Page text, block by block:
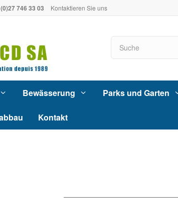
746 33 03 Kontaktieren Sie uns
Bewässerung Parks und Garten
Kontakt